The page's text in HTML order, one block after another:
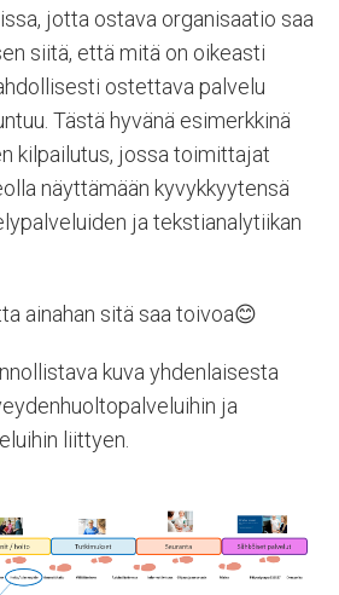
jotta ostava organisaatio saa
siitä, että mitä on oikeasti
ostettava palvelu
Tästä hyvänä esimerkkinä
kilpailutus, jossa toimittajat
näyttämään kyvykkyytensä
ja tekstianalytiikan
ainahan sitä saa toivoa😊
kuva yhdenlaisesta
ja
liittyen.